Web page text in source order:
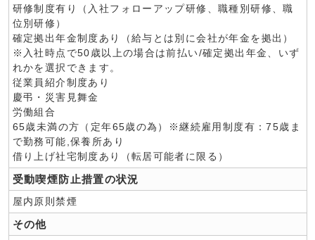
研修制度有り（入社フォローアップ研修、職種別研修、職
位別研修）
確定拠出年金制度あり（給与とは別に会社が年金を拠出）
※入社時点で50歳以上の場合は前払い/確定拠出年金、いず
れかを選択できます。
従業員紹介制度あり
慶弔・災害見舞金
労働組合
65歳未満の方（定年65歳の為）※継続雇用制度有：75歳ま
で勤務可能,保養所あり
借り上げ社宅制度あり（転居可能者に限る）
受動喫煙防止措置の状況
屋内原則禁煙
その他